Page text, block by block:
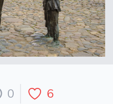
0 6